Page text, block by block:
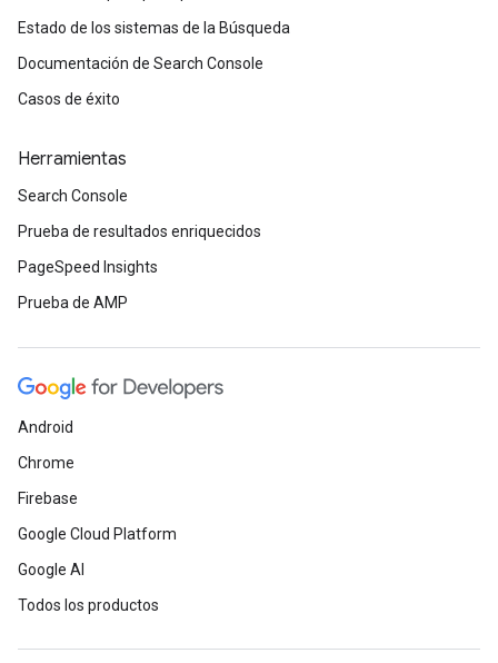
Estado de los sistemas de la Búsqueda
Documentación de Search Console
Casos de éxito
Herramientas
Search Console
Prueba de resultados enriquecidos
PageSpeed Insights
Prueba de AMP
Android
Chrome
Firebase
Google Cloud Platform
Google AI
Todos los productos